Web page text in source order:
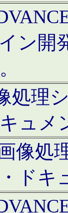
ン開
処理
ュメ
像
ドキ